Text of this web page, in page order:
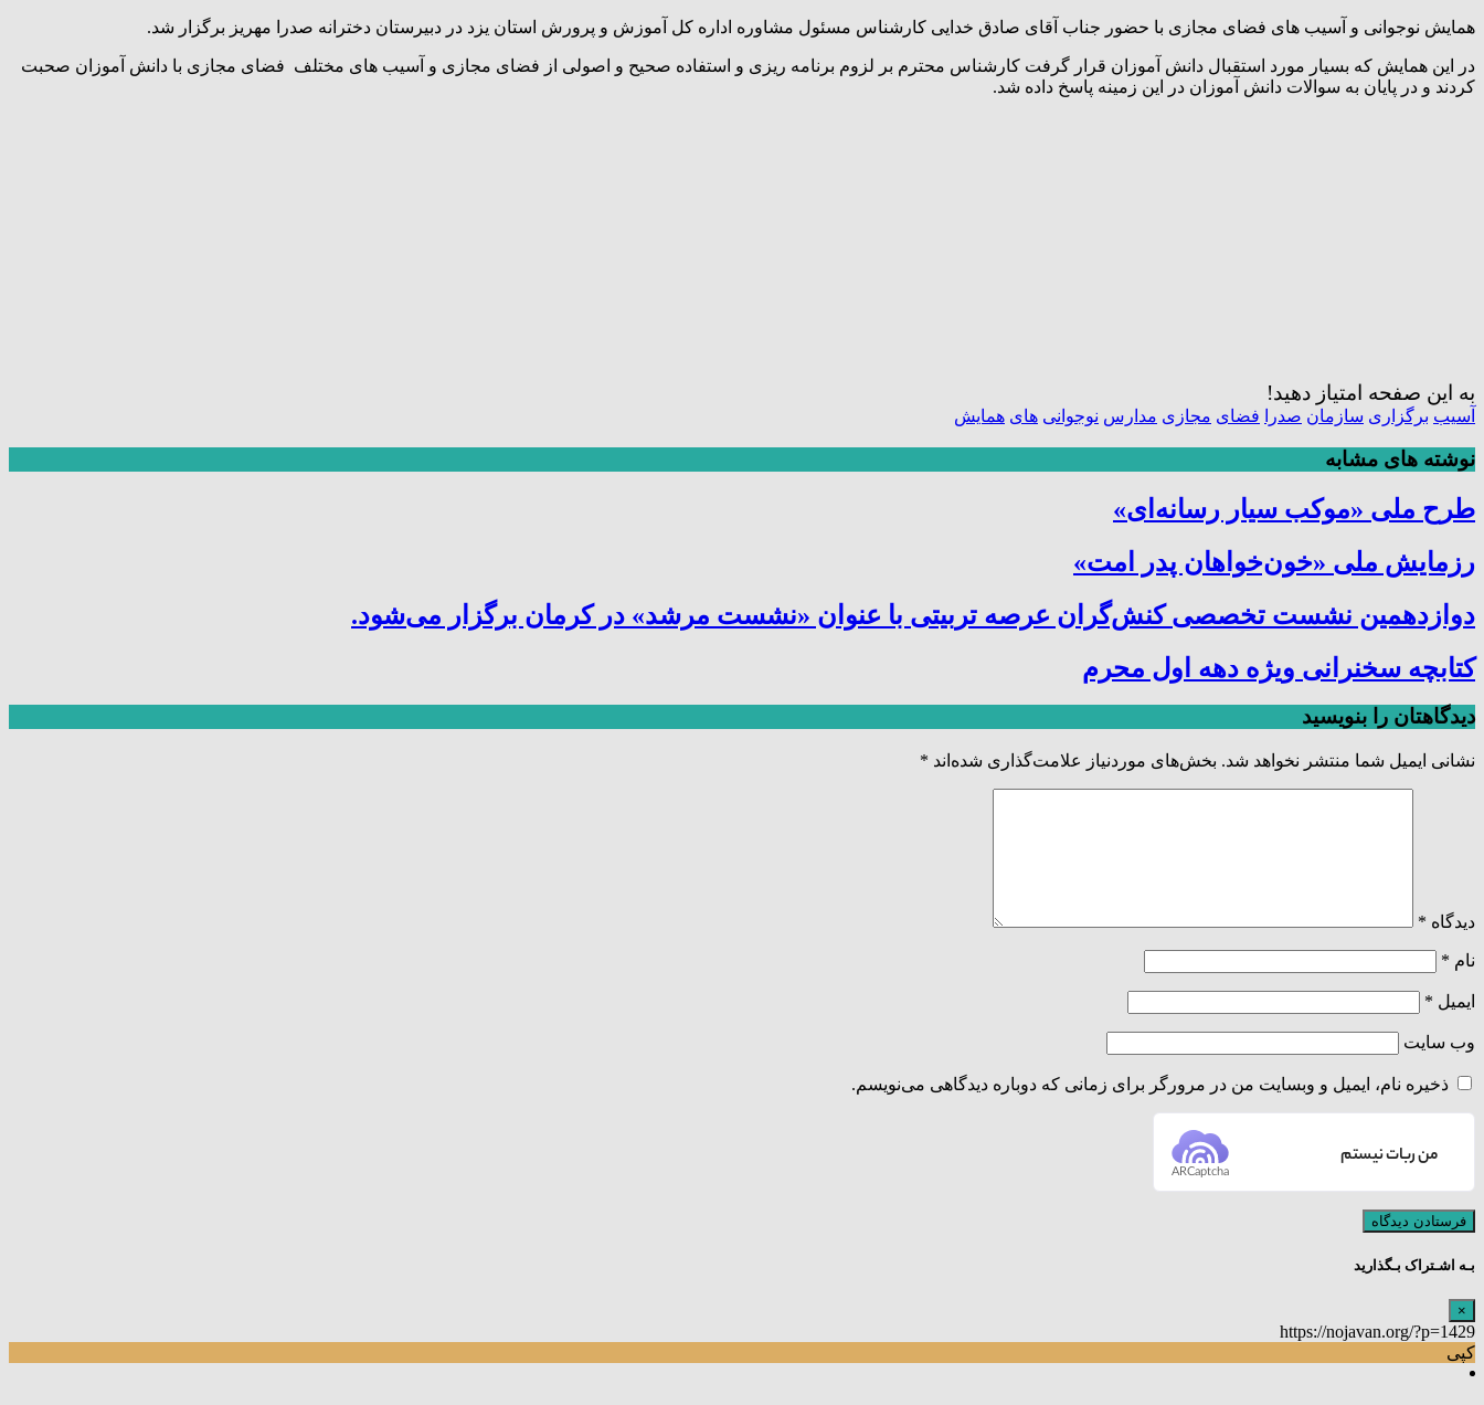
همایش نوجوانی و آسیب های فضای مجازی با حضور جناب آقای صادق خدایی کارشناس مسئول مشاوره اداره کل آموزش و پرورش استان یزد در دبیرستان دخترانه صدرا مهریز برگزار شد.
در این همایش که بسیار مورد استقبال دانش آموزان قرار گرفت کارشناس محترم بر لزوم برنامه ریزی و استفاده صحیح و اصولی از فضای مجازی و آسیب های مختلف فضای مجازی با دانش آموزان صحبت
کردند و در پایان به سوالات دانش آموزان در این زمینه پاسخ داده شد.
به این صفحه امتیاز دهید!
آسیب برگزاری سازمان صدرا فضای مجازی مدارس نوجوانی های همایش
نوشته های مشابه
طرح ملی «موکب سیار رسانه‌ای»
رزمایش ملی «خون‌خواهان پدر امت»
دوازدهمین نشست تخصصی کنش‌گران عرصه تربیتی با عنوان «نشست مرشد» در کرمان برگزار می‌شود.
کتابچه سخنرانی ویژه دهه اول محرم
دیدگاهتان را بنویسید
نشانی ایمیل شما منتشر نخواهد شد. بخش‌های موردنیاز علامت‌گذاری شده‌اند *
دیدگاه *
نام *
ایمیل *
وب‌ سایت
ذخیره نام، ایمیل و وبسایت من در مرورگر برای زمانی که دوباره دیدگاهی می‌نویسم.
من ربات نیستم
ARCaptcha
بـه اشـتراک بـگذارید
×
https://nojavan.org/?p=1429
کپی